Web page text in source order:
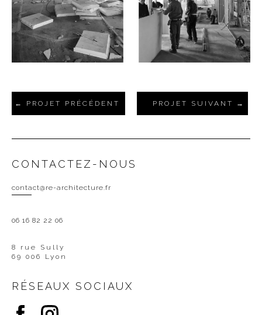
PROJET PRÉCÉDENT PROJET SUIVANT
CONTACTEZ-NOUS
contact@re-architecture.fr
06 16 82 22 06
8 rue Sully
69 006 Lyon
RÉSEAUX SOCIAUX